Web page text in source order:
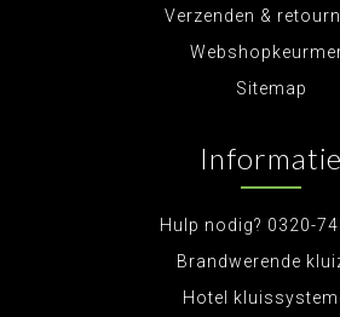
Verzenden &
Sitemap
Informatie
Hulp nodig? 0320-
Brandwerende
Hotel